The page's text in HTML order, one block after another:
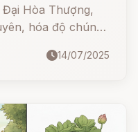
Hòa Thượng,
hóa độ chúng
ái.
14/07/2025